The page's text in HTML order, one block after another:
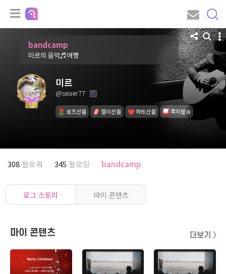
bandcamp
미르의 음악♬여행
91
미르
@seaer77
로즈선물 젤리선물 하트선물 쪽지발송
308 팔로워 345 팔로잉 bandcamp
로그 스토리 마이 콘텐츠
마이 콘텐츠 더보기 〉